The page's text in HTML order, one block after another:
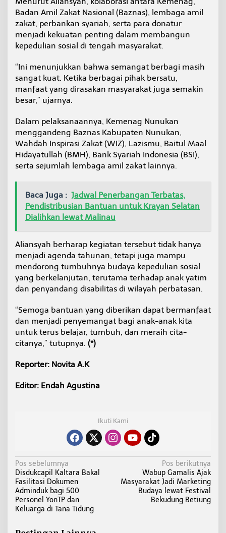
D
i
f
a
b
Badan Amil Zakat Nasional (Baznas), lembaga amil
zakat, perbankan syariah, serta para donatur
menjadi kekuatan penting dalam membangun
kepedulian sosial di tengah masyarakat.
“Ini menunjukkan bahwa semangat berbagi masih
sangat kuat. Ketika berbagai pihak bersatu,
manfaat yang dirasakan masyarakat juga semakin
besar,” ujarnya.
Dalam pelaksanaannya, Kemenag Nunukan
menggandeng Baznas Kabupaten Nunukan,
Wahdah Inspirasi Zakat (WIZ), Lazismu, Baitul Maal
Hidayatullah (BMH), Bank Syariah Indonesia (BSI),
serta sejumlah lembaga amil zakat lainnya.
Baca Juga : Jadwal Penerbangan Terbatas,
Pendistribusian Bantuan untuk Krayan Selatan
Dialihkan lewat Malinau
Aliansyah berharap kegiatan tersebut tidak hanya
menjadi agenda tahunan, tetapi juga mampu
mendorong tumbuhnya budaya kepedulian sosial
yang berkelanjutan, terutama terhadap anak yatim
dan penyandang disabilitas di wilayah perbatasan.
“Semoga bantuan yang diberikan dapat bermanfaat
dan menjadi penyemangat bagi anak-anak kita
untuk terus belajar, tumbuh, dan meraih cita-
citanya,” tutupnya. (*)
Reporter: Novita A.K
Editor: Endah Agustina
Ikuti Kami
N
a
v
i
g
Pos sebelumnya
Disdukcapil Kaltara Bakal
Fasilitasi Dokumen
Adminduk bagi 500
Personel YonTP dan
Keluarga di Tana Tidung
Pos berikutnya
Wabup Gamalis Ajak
Masyarakat Jadi Marketing
Budaya lewat Festival
Bekudung Betiung